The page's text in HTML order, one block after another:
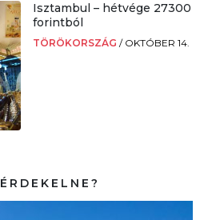
Isztambul – hétvége 27300
forintból
TÖRÖKORSZÁG / OKTÓBER 14.